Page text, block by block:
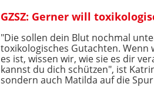
GZSZ: Gerner will
"Die sollen dein Blut nochmal
toxikologisches Gutachten. Wenn
es ist, wissen wir, wie sie es dir
kannst du dich schützen", ist
sondern auch Matilda auf die